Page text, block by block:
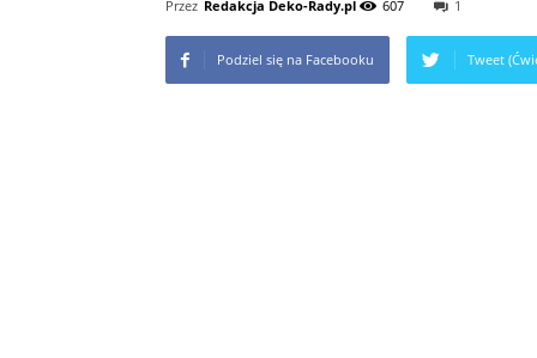
Przez Redakcja Deko-Rady.pl 607 1
Podziel się na Facebooku Tweet